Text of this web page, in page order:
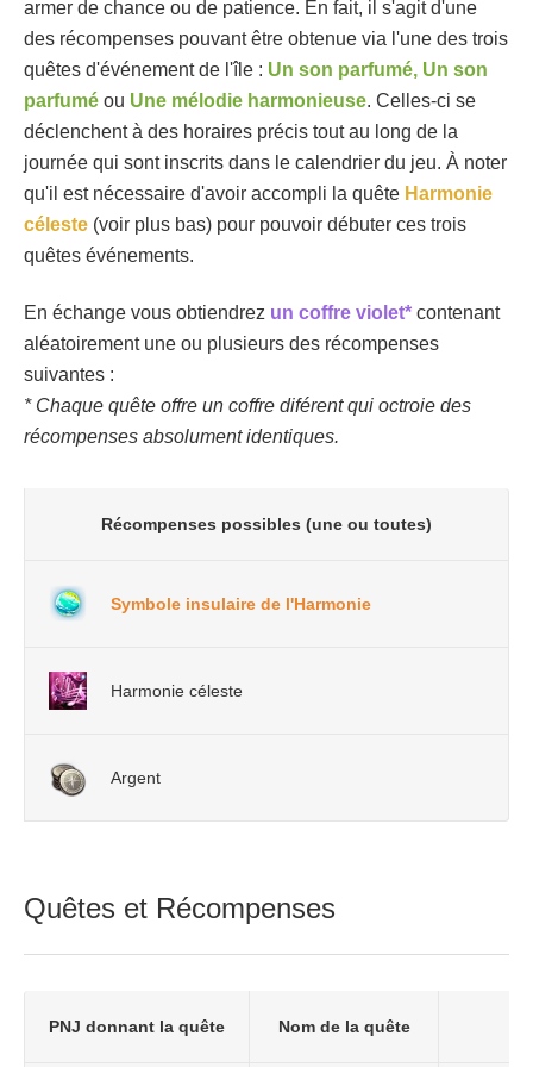
armer de chance ou de patience. En fait, il s'agit d'une
des récompenses pouvant être obtenue via l'une des trois
quêtes d'événement de l'île : Un son parfumé, Un son
parfumé ou Une mélodie harmonieuse. Celles-ci se
déclenchent à des horaires précis tout au long de la
journée qui sont inscrits dans le calendrier du jeu. À noter
qu'il est nécessaire d'avoir accompli la quête Harmonie
céleste (voir plus bas) pour pouvoir débuter ces trois
quêtes événements.
En échange vous obtiendrez un coffre violet* contenant
aléatoirement une ou plusieurs des récompenses
suivantes :
* Chaque quête offre un coffre diférent qui octroie des
récompenses absolument identiques.
Récompenses possibles (une ou toutes)
Symbole insulaire de l'Harmonie
Harmonie céleste
Argent
Quêtes et Récompenses
PNJ donnant la quête Nom de la quête